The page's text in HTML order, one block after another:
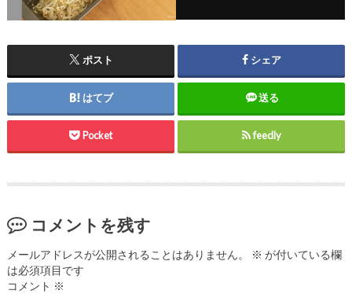
ポスト シェア
はてブ 送る
Pocket feedly
コメントを残す
メールアドレスが公開されることはありません。 ※ が付いている欄
は必須項目です
コメント ※